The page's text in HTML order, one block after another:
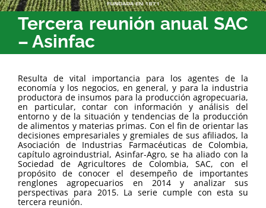
Tercera reunión anual SAC
– Asinfac
Resulta de vital importancia para los agentes de la
economía y los negocios, en general, y para la industria
productora de insumos para la producción agropecuaria,
en particular, contar con información y análisis del
entorno y de la situación y tendencias de la producción
de alimentos y materias primas. Con el fin de orientar las
decisiones empresariales y gremiales de sus afiliados, la
Asociación de Industrias Farmacéuticas de Colombia,
capítulo agroindustrial, Asinfar-Agro, se ha aliado con la
Sociedad de Agricultores de Colombia, SAC, con el
propósito de conocer el desempeño de importantes
renglones agropecuarios en 2014 y analizar sus
perspectivas para 2015. La serie cumple con esta su
tercera reunión.